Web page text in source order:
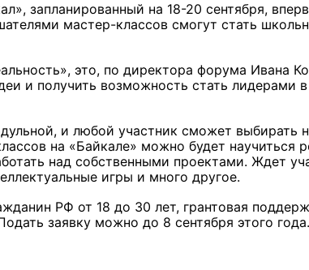
запланированный на 18-20 сентября,
мастер-классов смогут стать
это, по директора форума Ивана
и получить возможность стать лидерами
и любой участник сможет выбирать
на «Байкале» можно будет научиться
над собственными проектами. Ждет
игры и много другое.
РФ от 18 до 30 лет, грантовая
заявку можно до 8 сентября этого года.